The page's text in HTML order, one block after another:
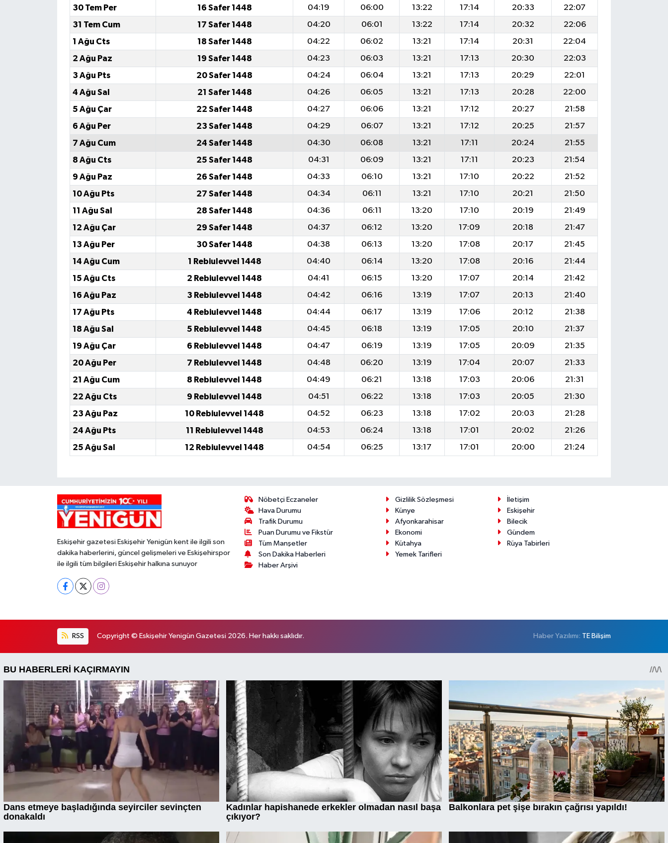
30 Tem Per
16 Safer 1448 04:19 06:00 13:22 17:14 20:33
22:07
31 Tem Cum
17 Safer 1448 04:20 06:01 13:22 17:14 20:32
22:06
1 Ağu Cts
18 Safer 1448 04:22 06:02 13:21 17:14 20:31
22:04
2 Ağu Paz
19 Safer 1448 04:23 06:03 13:21 17:13 20:30
22:03
3 Ağu Pts
20 Safer 1448 04:24 06:04 13:21 17:13 20:29
22:01
4 Ağu Sal
21 Safer 1448 04:26 06:05 13:21 17:13 20:28
22:00
5 Ağu Çar
22 Safer 1448 04:27 06:06 13:21 17:12 20:27
21:58
6 Ağu Per
23 Safer 1448 04:29 06:07 13:21 17:12 20:25
21:57
7 Ağu Cum
24 Safer 1448 04:30 06:08 13:21 17:11 20:24
21:55
8 Ağu Cts
25 Safer 1448 04:31 06:09 13:21 17:11 20:23
21:54
9 Ağu Paz
26 Safer 1448 04:33 06:10 13:21 17:10 20:22
21:52
10 Ağu Pts
27 Safer 1448 04:34 06:11 13:21 17:10 20:21
21:50
11 Ağu Sal
28 Safer 1448 04:36 06:11 13:20 17:10 20:19
21:49
12 Ağu Çar
29 Safer 1448 04:37 06:12 13:20 17:09 20:18
21:47
13 Ağu Per
30 Safer 1448 04:38 06:13 13:20 17:08 20:17
21:45
14 Ağu Cum
1 Rebiulevvel 1448 04:40 06:14 13:20 17:08 20:16
21:44
15 Ağu Cts
2 Rebiulevvel 1448 04:41 06:15 13:20 17:07 20:14
21:42
16 Ağu Paz
3 Rebiulevvel 1448 04:42 06:16 13:19 17:07 20:13
21:40
17 Ağu Pts
4 Rebiulevvel 1448 04:44 06:17 13:19 17:06 20:12
21:38
18 Ağu Sal
5 Rebiulevvel 1448 04:45 06:18 13:19 17:05 20:10
21:37
19 Ağu Çar
6 Rebiulevvel 1448 04:47 06:19 13:19 17:05 20:09
21:35
20 Ağu Per
7 Rebiulevvel 1448 04:48 06:20 13:19 17:04 20:07
21:33
21 Ağu Cum
8 Rebiulevvel 1448 04:49 06:21 13:18 17:03 20:06
21:31
22 Ağu Cts
9 Rebiulevvel 1448 04:51 06:22 13:18 17:03 20:05
21:30
23 Ağu Paz
10 Rebiulevvel 1448 04:52 06:23 13:18 17:02 20:03
21:28
24 Ağu Pts
11 Rebiulevvel 1448 04:53 06:24 13:18 17:01 20:02
21:26
25 Ağu Sal
12 Rebiulevvel 1448 04:54 06:25 13:17 17:01 20:00 21:24
Eskişehir gazetesi Eskişehir Yenigün kent ile ilgili son
dakika haberlerini, güncel gelişmeleri ve Eskişehirspor
ile ilgili tüm bilgileri Eskişehir halkına sunuyor
Nöbetçi Eczaneler
Hava Durumu
Trafik Durumu
Puan Durumu ve Fikstür
Tüm Manşetler
Son Dakika Haberleri
Haber Arşivi
Gizlilik Sözleşmesi
İletişim
Künye
Eskişehir
Afyonkarahisar
Bilecik
Ekonomi
Gündem
Kütahya
Rüya Tabirleri
Yemek Tarifleri
RSS Copyright © Eskişehir Yenigün Gazetesi 2026. Her hakkı saklıdır. Haber Yazılımı: TE Bilişim